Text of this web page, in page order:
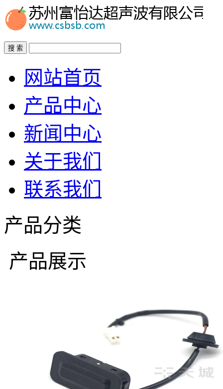
搜 索
网站首页
产品中心
新闻中心
关于我们
联系我们
产品分类
产品展示